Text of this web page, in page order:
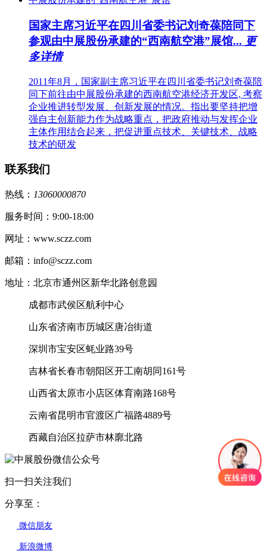
国家主席习近平在四川省委书记刘奇葆陪同下
参观由中展股份承建的“西南航空港”展馆... 更
多详情
2011年8月，国家副主席习近平在四川省委书记刘奇葆陪
同下前往由中展股份承建的西南航空港经济开发区, 考察
企业推进转型发展、创新发展的情况。指出要坚持把增
强自主创新能力作为战略重点，把政府推动与发挥企业
主体作用结合起来，把促进重点技术、关键技术、战略
技术的研发
联系我们
热线： 13060000870
服务时间：9:00-18:00
网址：www.sczz.com
邮箱：info@sczz.com
地址：北京市通州区新华北路创意园
成都市武侯区航利中心
山东省济南市历城区唐冶街道
深圳市宝安区蚝业路39号
吉林省长春市朝阳区开工南胡同161号
山西省太原市小店区体育南路168号
云南省昆明市官渡区广福路4889号
西藏自治区拉萨市林廓北路
扫一扫关注我们
分享至：
微信朋友
新浪微博